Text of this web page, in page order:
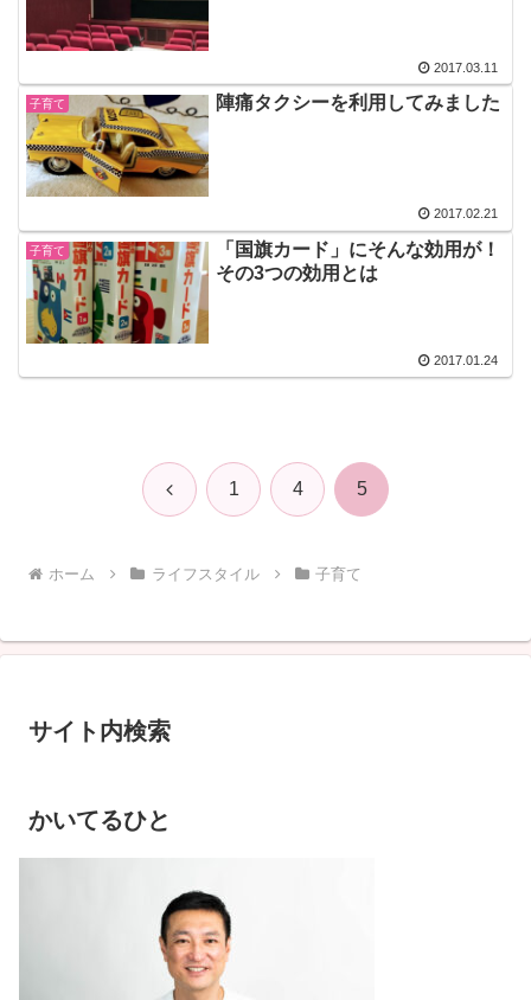
2017.03.11
子育て 陣痛タクシーを利用してみました
2017.02.21
子育て
「国旗カード」にそんな効用が！
その3つの効用とは
2017.01.24
前 1 4 5
ホーム ライフスタイル 子育て
サイト内検索
かいてるひと